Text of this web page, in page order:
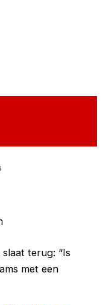
terug: “Is
met een